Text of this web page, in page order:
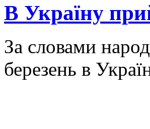
В Україну
За словами
березень в